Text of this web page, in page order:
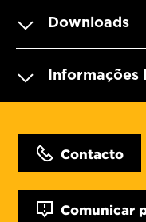
Downloads
Informações
Contacto
Comunicar